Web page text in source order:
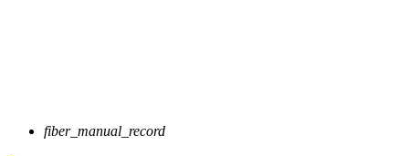
fiber_manual_record